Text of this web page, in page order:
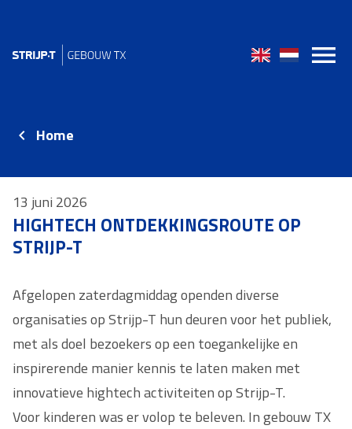
Home
13 juni 2026
HIGHTECH ONTDEKKINGSROUTE OP
STRIJP-T
Afgelopen zaterdagmiddag openden diverse
organisaties op Strijp-T hun deuren voor het publiek,
met als doel bezoekers op een toegankelijke en
inspirerende manier kennis te laten maken met
innovatieve hightech activiteiten op Strijp-T.
Voor kinderen was er volop te beleven. In gebouw TX